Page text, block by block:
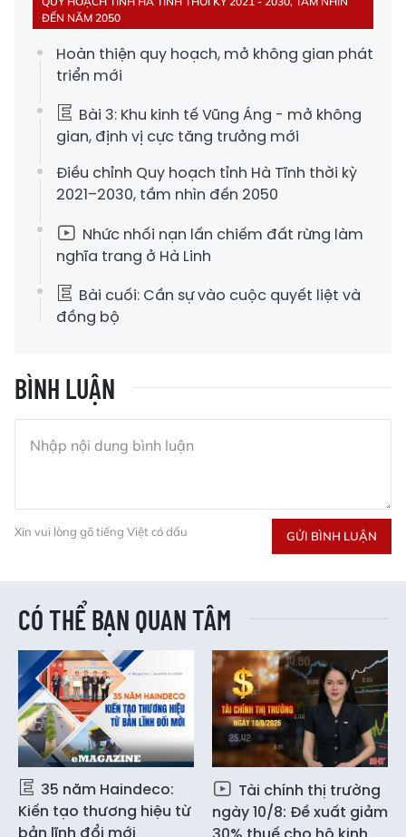
ĐẾN NĂM 2050
Hoàn thiện quy hoạch, mở không gian phát
triển mới
Bài 3: Khu kinh tế Vũng Áng - mở không
gian, định vị cực tăng trưởng mới
Điều chỉnh Quy hoạch tỉnh Hà Tĩnh thời kỳ
2021–2030, tầm nhìn đến 2050
Nhức nhối nạn lấn chiếm đất rừng làm
nghĩa trang ở Hà Linh
Bài cuối: Cần sự vào cuộc quyết liệt và
đồng bộ
BÌNH LUẬN
Xin vui lòng gõ tiếng Việt có dấu GỬI BÌNH LUẬN
CÓ THỂ BẠN QUAN TÂM
35 năm Haindeco:
Kiến tạo thương hiệu từ
Tài chính thị trường
ngày 10/8: Đề xuất giảm